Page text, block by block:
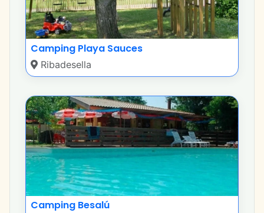
Camping Playa Sauces
Ribadesella
Camping Besalú